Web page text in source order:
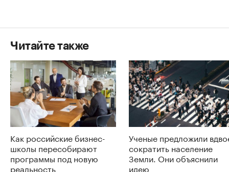
Читайте также
Как российские бизнес-
школы пересобирают
программы под новую
реальность
Ученые предложили
сократить население
Земли. Они объяснили
идею